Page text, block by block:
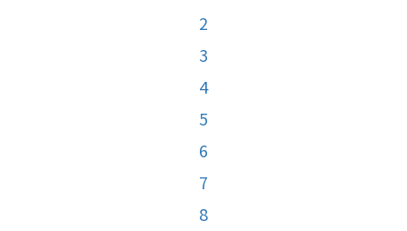
2
3
4
5
6
7
8